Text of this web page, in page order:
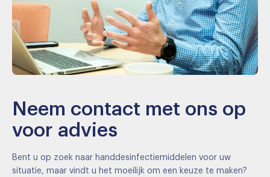
Neem contact met ons op
voor advies
Bent u op zoek naar handdesinfectiemiddelen voor uw
situatie, maar vindt u het moeilijk om een keuze te maken?